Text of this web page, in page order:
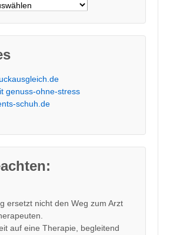
genuss-ohne-stress
schuh.de
ersetzt nicht den Weg zum Arzt
auf eine Therapie, begleitend